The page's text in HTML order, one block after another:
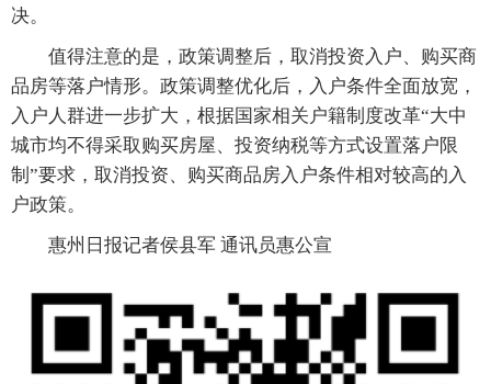
决。
值得注意的是，政策调整后，取消投资入户、购买商
品房等落户情形。政策调整优化后，入户条件全面放宽，
入户人群进一步扩大，根据国家相关户籍制度改革“大中
城市均不得采取购买房屋、投资纳税等方式设置落户限
制”要求，取消投资、购买商品房入户条件相对较高的入
户政策。
惠州日报记者侯县军 通讯员惠公宣